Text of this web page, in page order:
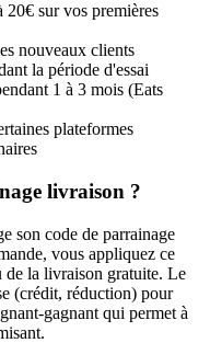
20€ sur vos premières
nouveaux clients
la période d'essai
1 à 3 mois (Eats
plateformes
livraison ?
son code de parrainage
vous appliquez ce
de la livraison gratuite. Le
(crédit, réduction) pour
gagnant qui permet à